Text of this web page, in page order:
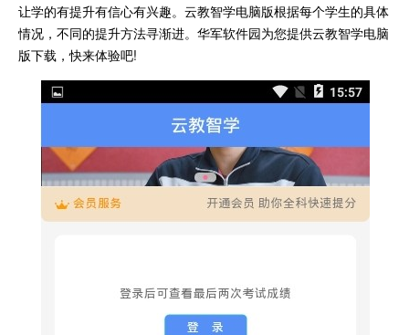
让学的有提升有信心有兴趣。云教智学电脑版根据每个学生的具体
情况，不同的提升方法寻渐进。华军软件园为您提供云教智学电脑
版下载，快来体验吧!